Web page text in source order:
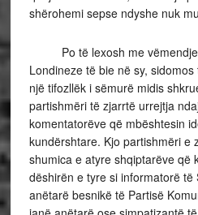
shërohemi sepse ndyshe nuk
Po të lexosh me vëmendje
Londineze të bie në sy,
një tifozllëk i sëmurë midis
partishmëri të zjarrtë urrejtja
komentatorëve që mbështesin
kundërshtare. Kjo partishmëri e
shumica e atyre shqiptarëve që
dëshirën e tyre si informatorë
anëtarë besnikë të Partisë